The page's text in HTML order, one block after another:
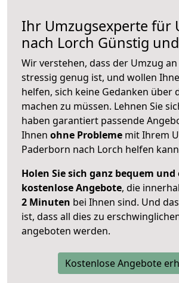
Ihr Umzugsexperte für
nach Lorch Günstig
Wir verstehen, dass der Umzug
stressig genug ist, und wollen
helfen, sich keine Gedanken über
machen zu müssen. Lehnen Sie
haben garantiert passende
Ihnen ohne Probleme mit Ihrem
Paderborn nach Lorch helfen
Holen Sie sich ganz bequem
kostenlose Angebote, die
2 Minuten bei Ihnen sind. Und
ist, dass all dies zu
angeboten werden.
Kostenlose Angebote